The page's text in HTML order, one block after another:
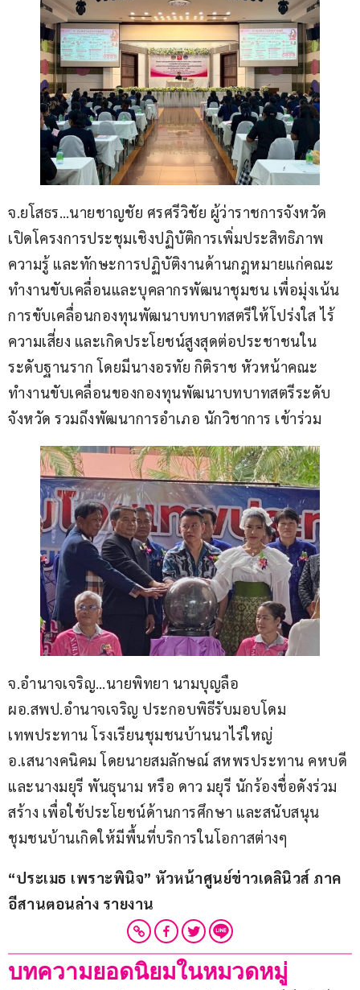
จ.ยโสธร…นายชาญชัย ศรศรีวิชัย ผู้ว่าราชการจังหวัด
เปิดโครงการประชุมเชิงปฏิบัติการเพิ่มประสิทธิภาพ
ความรู้ และทักษะการปฏิบัติงานด้านกฎหมายแก่คณะ
ทำงานขับเคลื่อนและบุคลากรพัฒนาชุมชน เพื่อมุ่งเน้น
การขับเคลื่อนกองทุนพัฒนาบทบาทสตรีให้โปร่งใส ไร้
ความเสี่ยง และเกิดประโยชน์สูงสุดต่อประชาชนใน
ระดับฐานราก โดยมีนางอรทัย กิติราช หัวหน้าคณะ
ทำงานขับเคลื่อนของกองทุนพัฒนาบทบาทสตรีระดับ
จังหวัด รวมถึงพัฒนาการอำเภอ นักวิชาการ เข้าร่วม
จ.อำนาจเจริญ…นายพิทยา นามบุญลือ
ผอ.สพป.อำนาจเจริญ ประกอบพิธีรับมอบโดม
เทพประทาน โรงเรียนชุมชนบ้านนาไร่ใหญ่
อ.เสนางคนิคม โดยนายสมลักษณ์ สหพรประทาน คหบดี
และนางมยุรี พันธุนาม หรือ ดาว มยุรี นักร้องชื่อดังร่วม
สร้าง เพื่อใช้ประโยชน์ด้านการศึกษา และสนับสนุน
ชุมชนบ้านเกิดให้มีพื้นที่บริการในโอกาสต่างๆ
“ประเมธ เพราะพินิจ” หัวหน้าศูนย์ข่าวเดลินิวส์ ภาค
อีสานตอนล่าง รายงาน
บทความยอดนิยมในหมวดหมู่